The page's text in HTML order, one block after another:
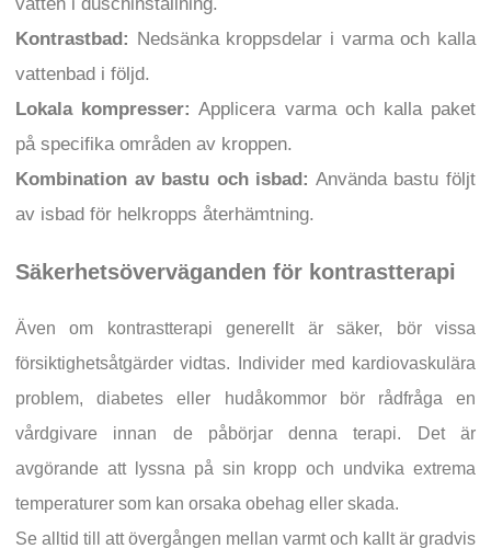
vatten i duschinställning.
Kontrastbad: Nedsänka kroppsdelar i varma och kalla
vattenbad i följd.
Lokala kompresser: Applicera varma och kalla paket
på specifika områden av kroppen.
Kombination av bastu och isbad: Använda bastu följt
av isbad för helkropps återhämtning.
Säkerhetsöverväganden för kontrastterapi
Även om kontrastterapi generellt är säker, bör vissa
försiktighetsåtgärder vidtas. Individer med kardiovaskulära
problem, diabetes eller hudåkommor bör rådfråga en
vårdgivare innan de påbörjar denna terapi. Det är
avgörande att lyssna på sin kropp och undvika extrema
temperaturer som kan orsaka obehag eller skada.
Se alltid till att övergången mellan varmt och kallt är gradvis